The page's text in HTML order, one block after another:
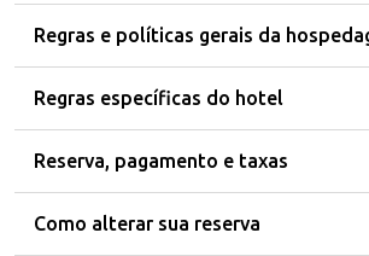
Regras e políticas gerais da
Regras específicas do hotel
Reserva, pagamento e taxas
Como alterar sua reserva